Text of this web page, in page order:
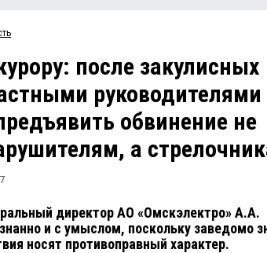
после закулисных
руководителями
обвинение не
а
директор АО «Омскэлектро» А.А.
и с умыслом, поскольку заведомо
носят противоправный